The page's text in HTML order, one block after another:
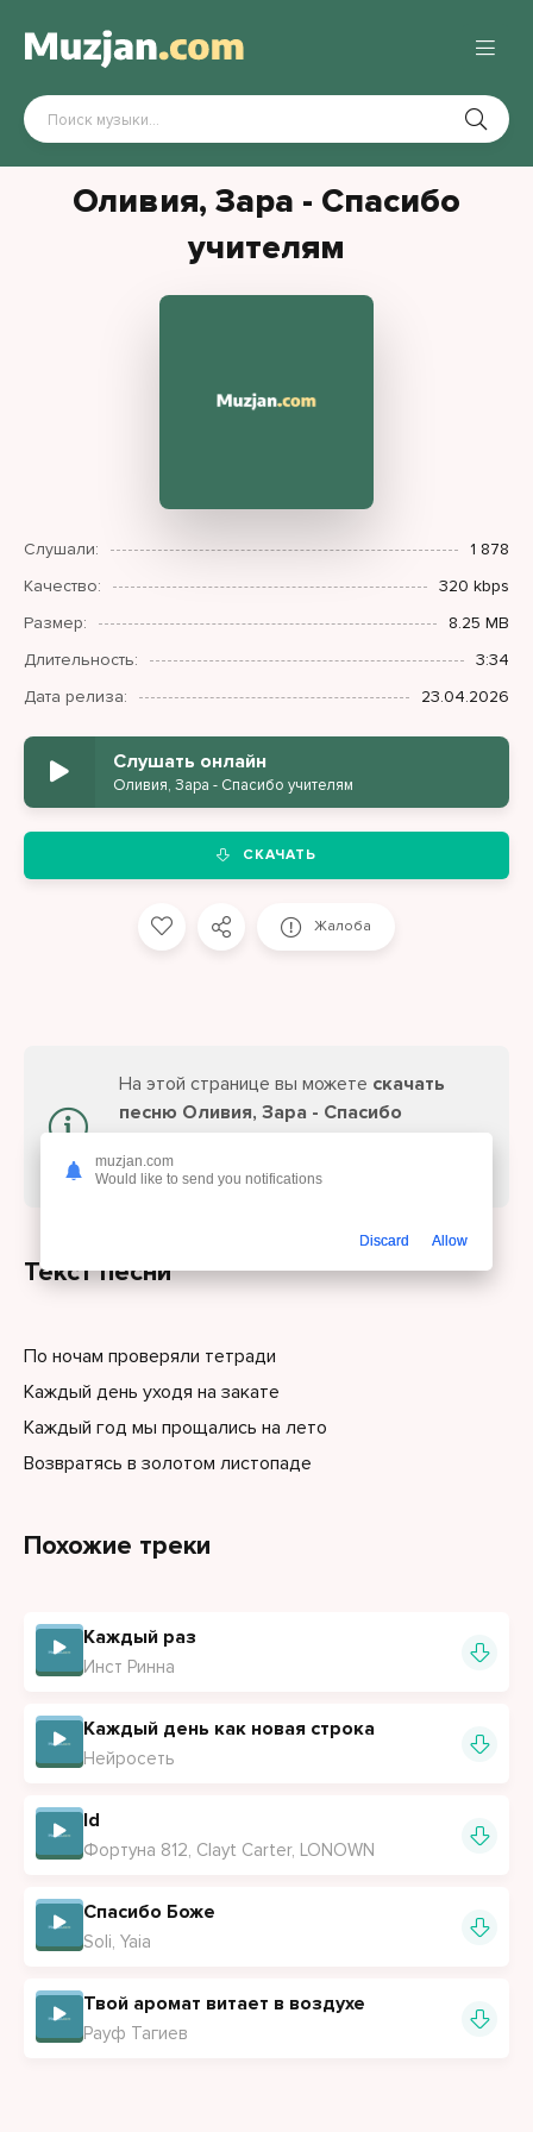
Оливия, Зара - Спасибо
учителям
Слушали:
1 878
Качество:
320 kbps
Размер:
8.25 MB
Длительность:
3:34
Дата релиза:
23.04.2026
Слушать онлайн
Оливия, Зара - Спасибо учителям
СКАЧАТЬ
Жалоба
На этой странице вы можете скачать
песню Оливия, Зара - Спасибо
бесплатно.
Текст песни
По ночам проверяли тетради
Каждый день уходя на закате
Каждый год мы прощались на лето
Возвратясь в золотом листопаде
Похожие треки
Каждый раз
Инст Ринна
Каждый день как новая строка
Нейросеть
Id
Фортуна 812, Clayt Carter, LONOWN
Спасибо Боже
Soli, Yaia
Твой аромат витает в воздухе
Рауф Тагиев
muzjan.com
Would like to send you notifications
Discard Allow